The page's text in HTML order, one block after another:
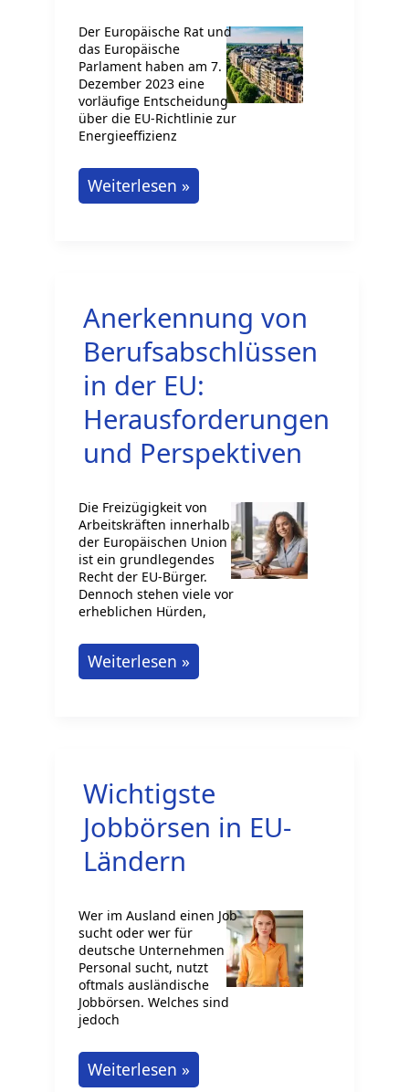
und
Arbeitsmarkt?
Der Europäische Rat und
das Europäische
Parlament haben am 7.
Dezember 2023 eine
vorläufige Entscheidung
über die EU-Richtlinie zur
Energieeffizienz
EU-
Richtlinie
Weiterlesen »
Anerkennung von
Berufsabschlüssen
in der EU:
Herausforderungen
und Perspektiven
Die Freizügigkeit von
Arbeitskräften innerhalb
der Europäischen Union
ist ein grundlegendes
Recht der EU-Bürger.
Dennoch stehen viele vor
erheblichen Hürden,
Anerkennung
EU:
Herausforderungen
und
Perspektiven
Weiterlesen »
Wichtigste
Jobbörsen in EU-
Ländern
Wer im Ausland einen Job
sucht oder wer für
deutsche Unternehmen
Personal sucht, nutzt
oftmals ausländische
Jobbörsen. Welches sind
jedoch
Wichtigste
Weiterlesen »